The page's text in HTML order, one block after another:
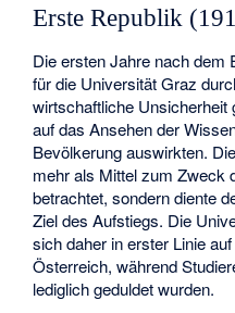
Erste Republik
Die ersten Jahre nach dem
für die Universität Graz
wirtschaftliche Unsicherheit
auf das Ansehen der
Bevölkerung auswirkten.
mehr als Mittel zum Zweck
betrachtet, sondern diente
Ziel des Aufstiegs. Die
sich daher in erster Linie
Österreich, während
lediglich geduldet wurden.